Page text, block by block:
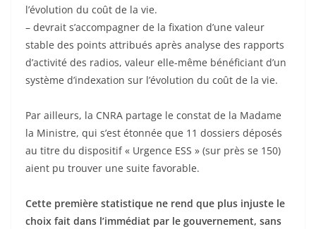
l’évolution du coût de la vie.
– devrait s’accompagner de la fixation d’une valeur
stable des points attribués après analyse des rapports
d’activité des radios, valeur elle-même bénéficiant d’un
système d’indexation sur l’évolution du coût de la vie.
Par ailleurs, la CNRA partage le constat de la Madame
la Ministre, qui s’est étonnée que 11 dossiers déposés
au titre du dispositif « Urgence ESS » (sur près se 150)
aient pu trouver une suite favorable.
Cette première statistique ne rend que plus injuste le
choix fait dans l’immédiat par le gouvernement, sans